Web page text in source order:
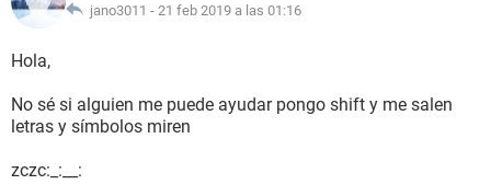
jano3011 - 21 feb 2019 a las 01:16
Hola,
No sé si alguien me puede ayudar pongo shift y me salen
letras y símbolos miren
zczc:_:__: